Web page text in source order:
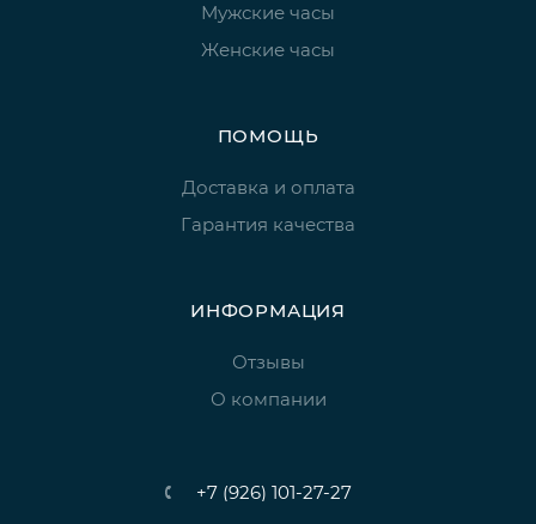
Мужские часы
Женские часы
ПОМОЩЬ
Доставка и оплата
Гарантия качества
ИНФОРМАЦИЯ
Отзывы
О компании
+7 (926) 101-27-27